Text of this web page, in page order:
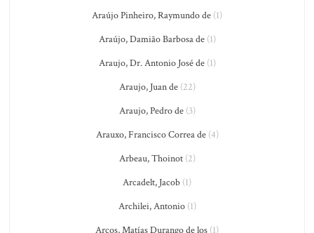
Araújo Pinheiro, Raymundo de (1)
Araújo, Damião Barbosa de(1)
Araujo, Dr. Antonio José de(1)
Araujo, Juan de(22)
Araujo, Pedro de(3)
Arauxo, Francisco Correa de(4)
Arbeau, Thoinot(2)
Arcadelt, Jacob (1)
Archilei, Antonio(1)